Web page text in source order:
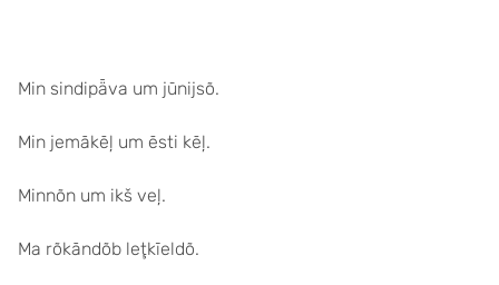
Min sindipǟva um jūnijsõ.
Min jemākēļ um ēsti kēļ.
Minnõn um ikš veļ.
Ma rõkāndõb leţkīeldõ.